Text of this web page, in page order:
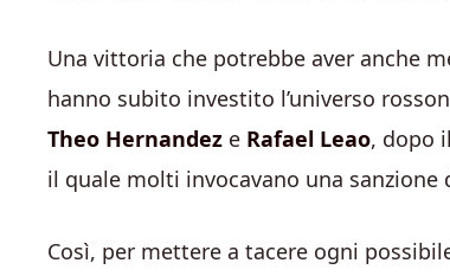
Una vittoria che potrebbe aver anche
hanno subito investito l’universo
Theo Hernandez e Rafael Leao, dopo
il quale molti invocavano una sanzione
Così, per mettere a tacere ogni